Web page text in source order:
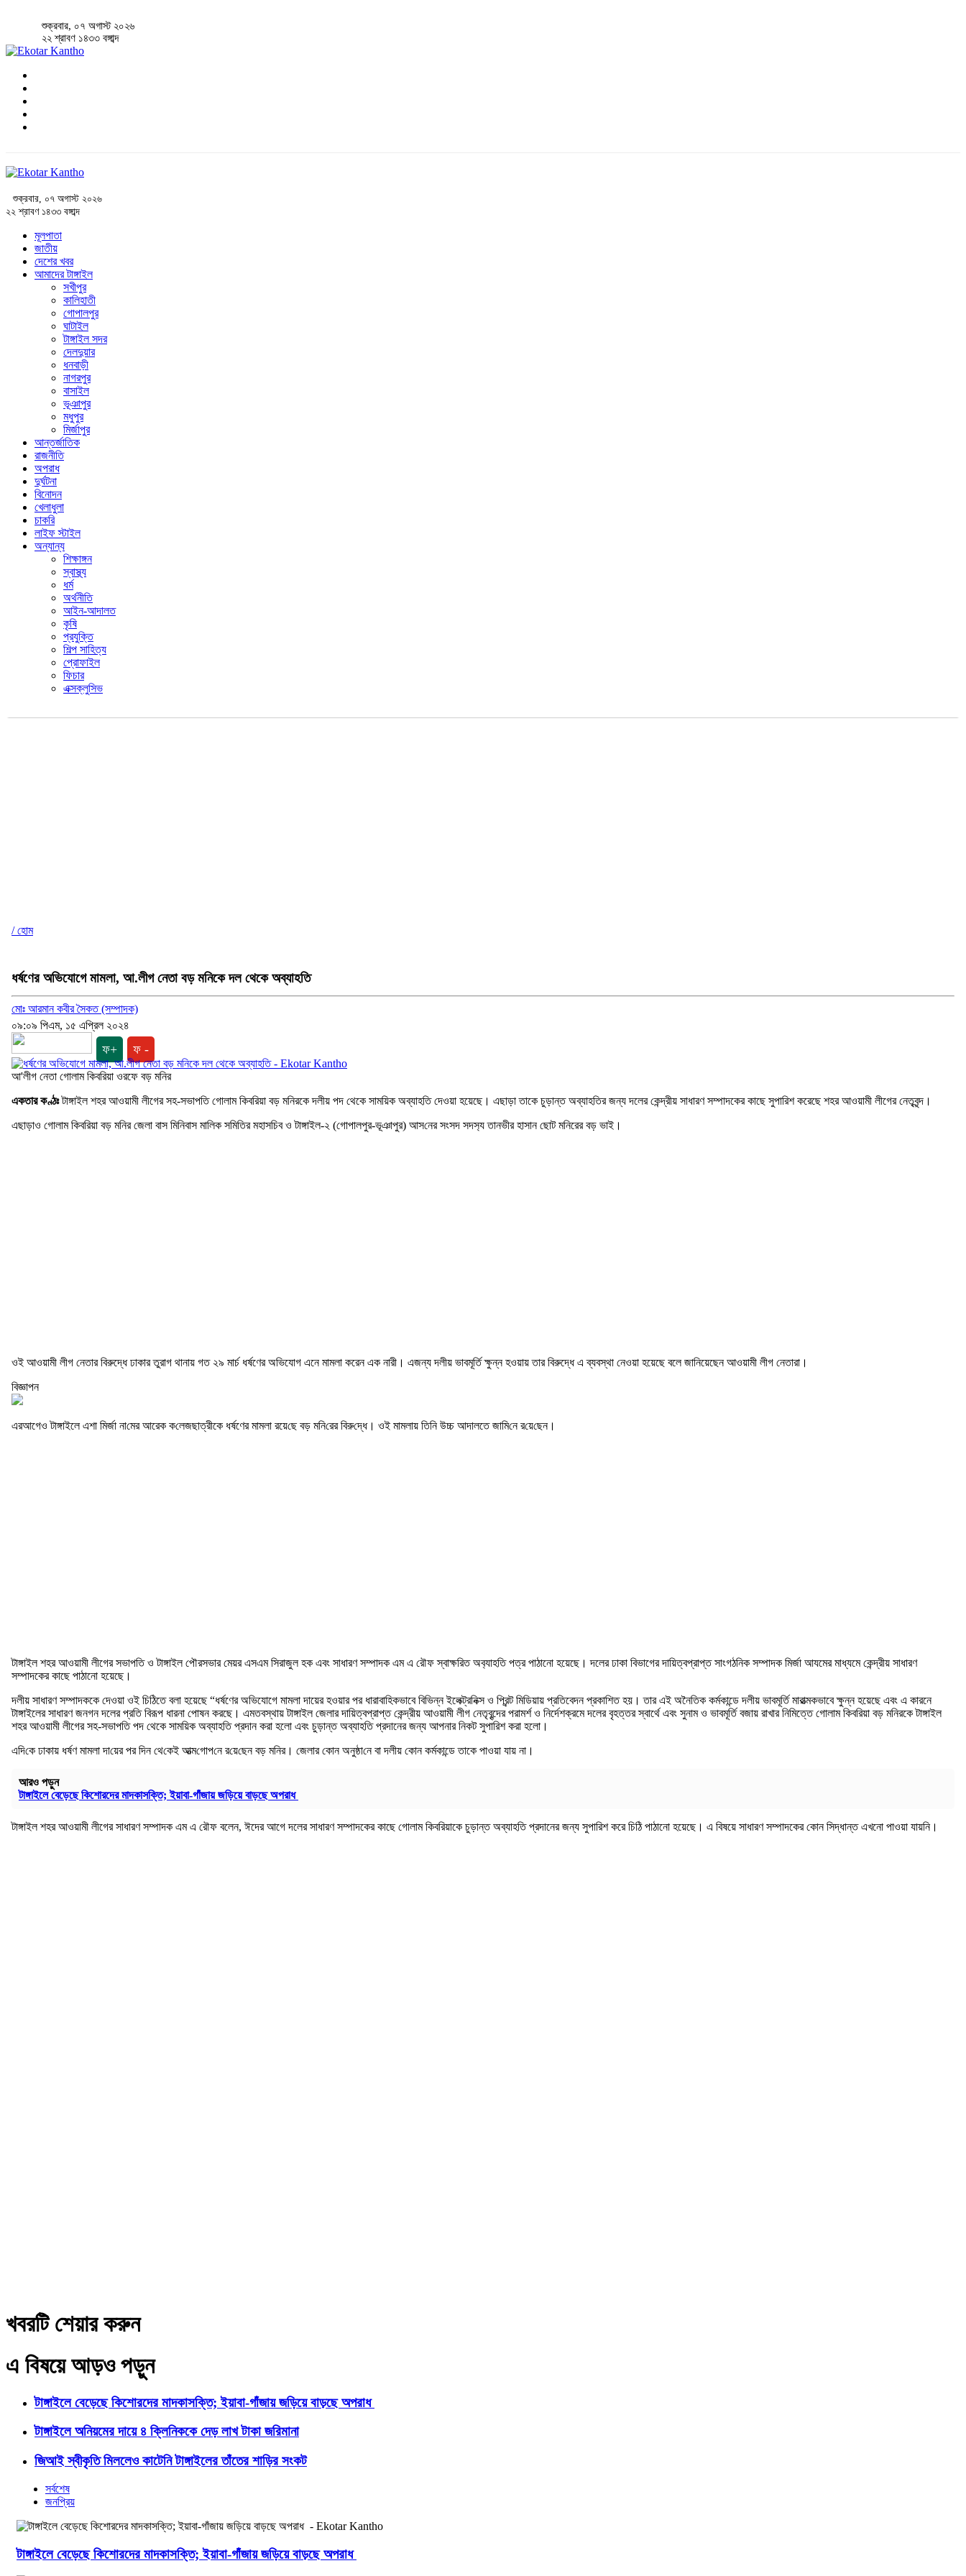
শুক্রবার, ০৭ অগাস্ট ২০২৬
২২ শ্রাবণ ১৪৩৩ বঙ্গাব্দ
শুক্রবার, ০৭ অগাস্ট ২০২৬
২২ শ্রাবণ ১৪৩৩ বঙ্গাব্দ
মূলপাতা
জাতীয়
দেশের খবর
আমাদের টাঙ্গাইল
সখীপুর
কালিহাতী
গোপালপুর
ঘাটাইল
টাঙ্গাইল সদর
দেলদুয়ার
ধনবাড়ী
নাগরপুর
বাসাইল
ভূঞাপুর
মধুপুর
মির্জাপুর
আন্তর্জাতিক
রাজনীতি
অপরাধ
দুর্ঘটনা
বিনোদন
খেলাধুলা
চাকরি
লাইফ স্টাইল
অন্যান্য
শিক্ষাঙ্গন
স্বাস্থ্য
ধর্ম
অর্থনীতি
আইন-আদালত
কৃষি
প্রযুক্তি
শিল্প সাহিত্য
প্রোফাইল
ফিচার
এক্সক্লুসিভ
/ হোম
ধর্ষণের অভিযোগে মামলা, আ.লীগ নেতা বড় মনিকে দল থেকে অব্যাহতি
মোঃ আরমান কবীর সৈকত (সম্পাদক)
০৯:০৯ পিএম, ১৫ এপ্রিল ২০২৪
ফ+ ফ -
আ'লীগ নেতা গোলাম কিবরিয়া ওরফে বড় মনির
একতার কণ্ঠঃটাঙ্গাইল শহর আওয়ামী লীগের সহ-সভাপতি গোলাম কিবরিয়া বড় মনিরকে দলীয় পদ থেকে সাময়িক অব্যাহতি দেওয়া হয়েছে। এছাড়া তাকে চুড়ান্ত অব্যাহতির জন্য দলের কেন্দ্রীয় সাধারণ সম্পাদকের কাছে সুপারিশ করেছে শহর আওয়ামী লীগের নেতৃবৃন্দ।
এছাড়াও গোলাম কিব‌রিয়া বড় ম‌নির জেলা বাস মি‌নিবাস মা‌লিক স‌মি‌তির মহাস‌চিব ও টাঙ্গাইল-২ (গোপালপুর-ভূঞাপুর) আস‌নের সংসদ সদস‌্য তানভীর হাসান ছোট ম‌নিরের বড় ভাই।
ওই আওয়ামী লীগ নেতার বিরুদ্ধে ঢাকার তুরাগ থানায় গত ২৯ মার্চ ধর্ষণের অভিযোগ এনে মামলা করেন এক নারী। এজন্য দলীয় ভাবমূর্তি ক্ষুন্ন হওয়ায় তার বিরুদ্ধে এ ব্যবস্থা নেওয়া হয়েছে বলে জানিয়েছেন আওয়ামী লীগ নেতারা।
বিজ্ঞাপন
এরআগেও টাঙ্গাইলে এশা মির্জা না‌মের আরেক ক‌লেজছাত্রীকে ধর্ষণের ম‌ামলা রয়ে‌ছে বড় ম‌নি‌রের বিরু‌দ্ধে। ওই মামলায় তি‌নি উচ্চ আদালতে জা‌মি‌নে র‌য়ে‌ছেন।
টাঙ্গাইল শহর আওয়ামী লীগের সভাপতি ও টাঙ্গাইল পৌরসভার মেয়র এসএম সিরাজুল হক এবং সাধারণ সম্পাদক এম এ রৌফ স্বাক্ষরিত অব‌্যাহ‌তি পত্র পাঠানো হয়েছে। দলের ঢাকা বিভাগের দায়িত্বপ্রাপ্ত সাংগঠনিক সম্পাদক মির্জা আযমের মাধ্যমে কেন্দ্রীয় সাধারণ
সম্পাদকের কাছে পাঠানো হয়েছে।
দলীয় সাধারণ সম্পাদককে দেওয়া ওই চিঠিতে বলা হয়েছে “ধর্ষণের অভিযোগে মামলা দায়ের হওয়ার পর ধারাবাহিকভাবে বিভিন্ন ইলেক্ট্রনিক্স ও প্রিন্ট মিডিয়ায় প্রতিবেদন প্রকাশিত হয়। তার এই অনৈতিক কর্মকান্ডে দলীয় ভাবমূর্তি মারাত্মকভাবে ক্ষুন্ন হয়েছে এবং এ কারনে
টাঙ্গাইলের সাধারণ জনগন দলের প্রতি বিরূপ ধারনা পোষন করছে। এমতবস্থায় টাঙ্গাইল জেলার দায়িত্বপ্রাপ্ত কেন্দ্রীয় আওয়ামী লীগ নেতৃবৃন্দের পরামর্শ ও নির্দেশক্রমে দলের বৃহত্তর স্বার্থে এবং সুনাম ও ভাবমূর্তি বজায় রাখার নিমিত্তে গোলাম কিবরিয়া বড় মনিরকে টাঙ্গাইল
শহর আওয়ামী লীগের সহ-সভাপতি পদ থেকে সাময়িক অব্যাহতি প্রদান করা হলো এবং চুড়ান্ত অব্যাহতি প্রদানের জন্য আপনার নিকট সুপারিশ করা হলো।
এদি‌কে ঢাকায় ধর্ষণ মামলা দা‌য়ের পর দিন থে‌কেই আত্ম‌গোপ‌নে র‌য়ে‌ছেন বড় ম‌নির। জেলার কোন অনুষ্ঠা‌নে বা দলীয় কোন কর্মকান্ডে তাকে পাওয়া যায় না।
আরও পড়ুন
টাঙ্গাইলে বেড়েছে কিশোরদের মাদকাসক্তি; ইয়াবা-গাঁজায় জড়িয়ে বাড়ছে অপরাধ
টাঙ্গাইল শহর আওয়ামী লীগের সাধারণ সম্পাদক এম এ রৌফ বলেন, ঈদের আগে দলের সাধারণ সম্পাদকের কাছে গোলাম কিবরিয়াকে চুড়ান্ত অব্যাহতি প্রদানের জন্য সুপারিশ করে চিঠি পাঠানো হয়েছে। এ বিষয়ে সাধারণ সম্পাদকের কোন সিদ্ধান্ত এখনো পাওয়া যায়নি।
খবরটি শেয়ার করুন
এ বিষয়ে আড়ও পড়ুন
টাঙ্গাইলে বেড়েছে কিশোরদের মাদকাসক্তি; ইয়াবা-গাঁজায় জড়িয়ে বাড়ছে অপরাধ
টাঙ্গাইলে অনিয়মের দায়ে ৪ ক্লিনিককে দেড় লাখ টাকা জরিমানা
জিআই স্বীকৃতি মিললেও কাটেনি টাঙ্গাইলের তাঁতের শাড়ির সংকট
সর্বশেষ
জনপ্রিয়
টাঙ্গাইলে বেড়েছে কিশোরদের মাদকাসক্তি; ইয়াবা-গাঁজায় জড়িয়ে বাড়ছে অপরাধ